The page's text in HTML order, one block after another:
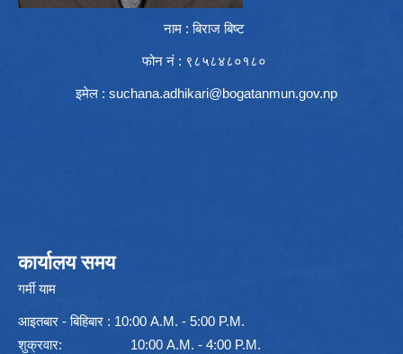
नाम : बिराज बिष्ट
फोन नं : ९८५८४८०१८०
इमेल : suchana.adhikari@bogatanmun.gov.np
कार्यालय समय
गर्मी याम
आइतबार - बिहिबार : 10:00 A.M. - 5:00 P.M.
शुक्रवार: 10:00 A.M. - 4:00 P.M.